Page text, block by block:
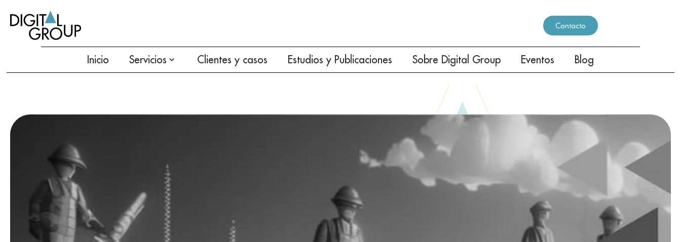
Contacto
Inicio Servicios Clientes y casos Estudios y Publicaciones Sobre Digital Group Eventos Blog